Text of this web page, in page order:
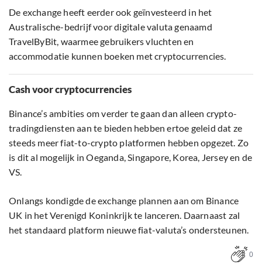
De exchange heeft eerder ook geïnvesteerd in het
Australische-bedrijf voor digitale valuta genaamd
TravelByBit, waarmee gebruikers vluchten en
accommodatie kunnen boeken met cryptocurrencies.
Cash voor cryptocurrencies
Binance’s ambities om verder te gaan dan alleen crypto-
tradingdiensten aan te bieden hebben ertoe geleid dat ze
steeds meer fiat-to-crypto platformen hebben opgezet. Zo
is dit al mogelijk in Oeganda, Singapore, Korea, Jersey en de
VS.
Onlangs kondigde de exchange plannen aan om Binance
UK in het Verenigd Koninkrijk te lanceren. Daarnaast zal
het standaard platform nieuwe fiat-valuta’s ondersteunen.
0